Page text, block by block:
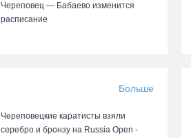
Череповец — Бабаево изменится
расписание
Больше
Череповецкие каратисты взяли
серебро и бронзу на Russia Open -